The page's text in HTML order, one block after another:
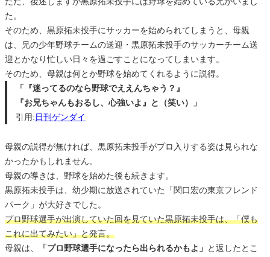
た。
そのため、黒原拓未投手にサッカーを始められてしまうと、母親
は、兄の少年野球チームの送迎・黒原拓未投手のサッカーチーム送
迎とかなり忙しい日々を過ごすことになってしまいます。
そのため、母親は何とか野球を始めてくれるように説得。
「『迷ってるのなら野球でええんちゃう？』
『お兄ちゃんもおるし、心強いよ』と（笑い）」
引用:日刊ゲンダイ
母親の説得が無ければ、黒原拓未投手がプロ入りする姿は見られな
かったかもしれません。
母親の導きは、野球を始めた後も続きます。
黒原拓未投手は、幼少期に放送されていた「関口宏の東京フレンド
パーク」が大好きでした。
プロ野球選手が出演していた回を見ていた黒原拓未投手は、「僕も
これに出てみたい」と発言。
母親は、
「プロ野球選手になったら出られるかもよ」 と返したとこ